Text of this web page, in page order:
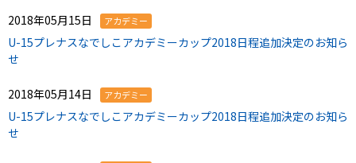
2018年05月15日 アカデミー
U-15プレナスなでしこアカデミーカップ2018日程追加決定のお知ら
せ
2018年05月14日 アカデミー
U-15プレナスなでしこアカデミーカップ2018日程追加決定のお知ら
せ